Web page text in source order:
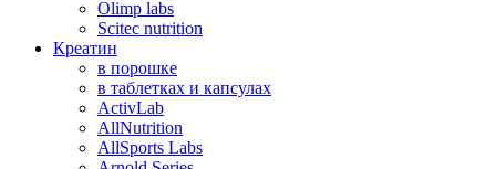
Olimp labs
Scitec nutrition
Креатин
в порошке
в таблетках и капсулах
ActivLab
AllNutrition
AllSports Labs